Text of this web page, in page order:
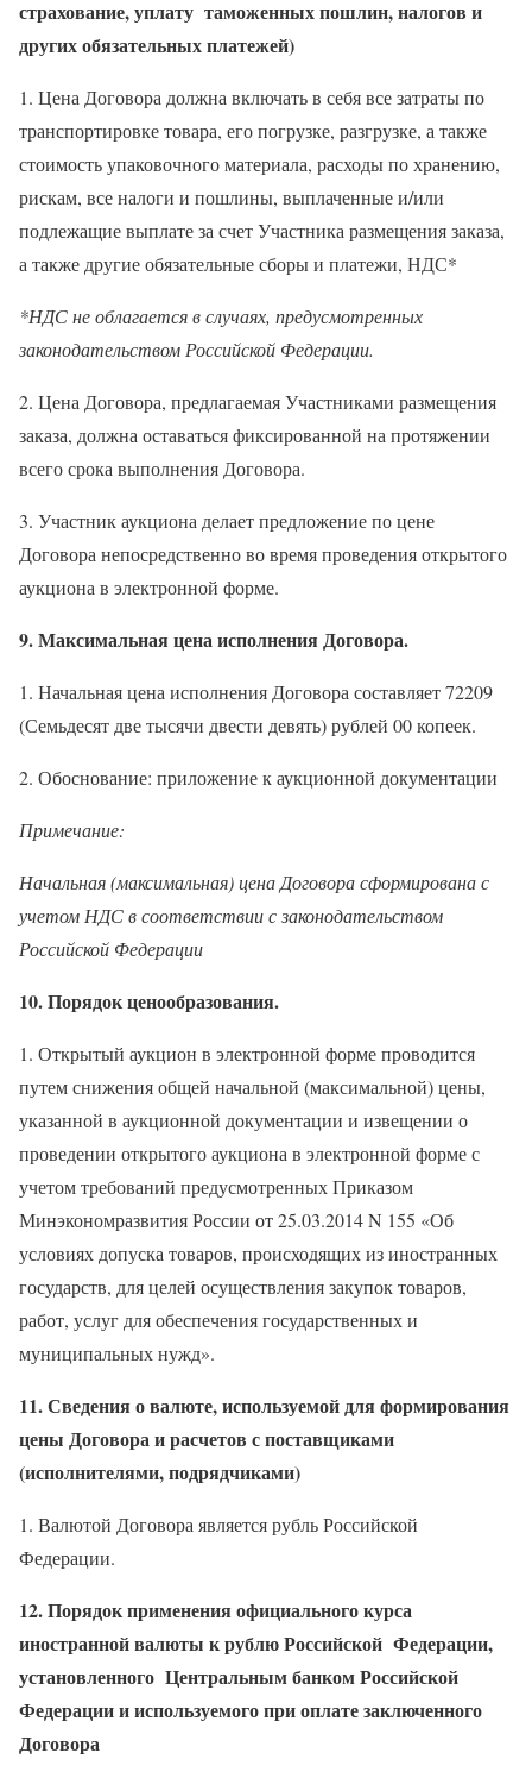
страхование, уплату таможенных пошлин, налогов и
других обязательных платежей)
1. Цена Договора должна включать в себя все затраты по
транспортировке товара, его погрузке, разгрузке, а также
стоимость упаковочного материала, расходы по хранению,
рискам, все налоги и пошлины, выплаченные и/или
подлежащие выплате за счет Участника размещения заказа,
а также другие обязательные сборы и платежи, НДС*
*НДС не облагается в случаях, предусмотренных
законодательством Российской Федерации.
2. Цена Договора, предлагаемая Участниками размещения
заказа, должна оставаться фиксированной на протяжении
всего срока выполнения Договора.
3. Участник аукциона делает предложение по цене
Договора непосредственно во время проведения открытого
аукциона в электронной форме.
9. Максимальная цена исполнения Договора.
1. Начальная цена исполнения Договора составляет72209
(Семьдесят две тысячи двести девять) рублей 00 копеек.
2. Обоснование: приложение к аукционной документации
Примечание:
Начальная (максимальная) цена Договора сформирована с
учетом НДС в соответствии с законодательством
Российской Федерации
10. Порядок ценообразования.
1. Открытый аукцион в электронной форме проводится
путем снижения общей начальной (максимальной) цены,
указанной в аукционной документации и извещении о
проведении открытого аукциона в электронной форме с
учетом требований предусмотренных Приказом
Минэкономразвития России от 25.03.2014 N 155 «Об
условиях допуска товаров, происходящих из иностранных
государств, для целей осуществления закупок товаров,
работ, услуг для обеспечения государственных и
муниципальных нужд».
11. Сведения о валюте, используемой для формирования
цены Договора и расчетов с поставщиками
(исполнителями, подрядчиками)
1. Валютой Договора является рубль Российской
Федерации.
12. Порядок применения официального курса
иностранной валюты к рублю Российской Федерации,
установленного Центральным банком Российской
Федерации и используемого при оплате заключенного
Договора